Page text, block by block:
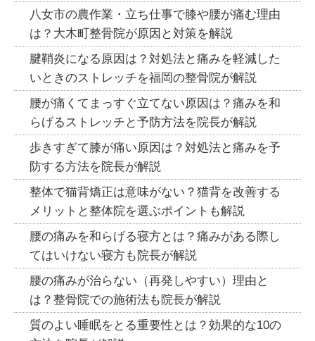
八女市の農作業・立ち仕事で膝や腰が痛む理由
は？大木町整骨院が原因と対策を解説
腱鞘炎になる原因は？対処法と痛みを軽減した
いときのストレッチを福岡の整骨院が解説
腰が痛くてまっすぐ立てない原因は？痛みを和
らげるストレッチと予防方法を院長が解説
歩きすぎて膝が痛い原因は？対処法と痛みを予
防する方法を院長が解説
整体で猫背矯正は意味がない？猫背を改善する
メリットと整体院を選ぶポイントも解説
腰の痛みを和らげる寝方とは？痛みがある際し
てはいけない寝方も院長が解説
腰の痛みが治らない（再発しやすい）理由と
は？整骨院での施術法も院長が解説
質のよい睡眠をとる重要性とは？効果的な10の